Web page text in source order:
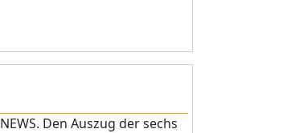
Den Auszug der sechs